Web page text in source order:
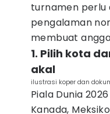
turnamen perlu
pengalaman
membuat
1. Pilih kota
akal
ilustrasi koper dan
Piala Dunia
Kanada,